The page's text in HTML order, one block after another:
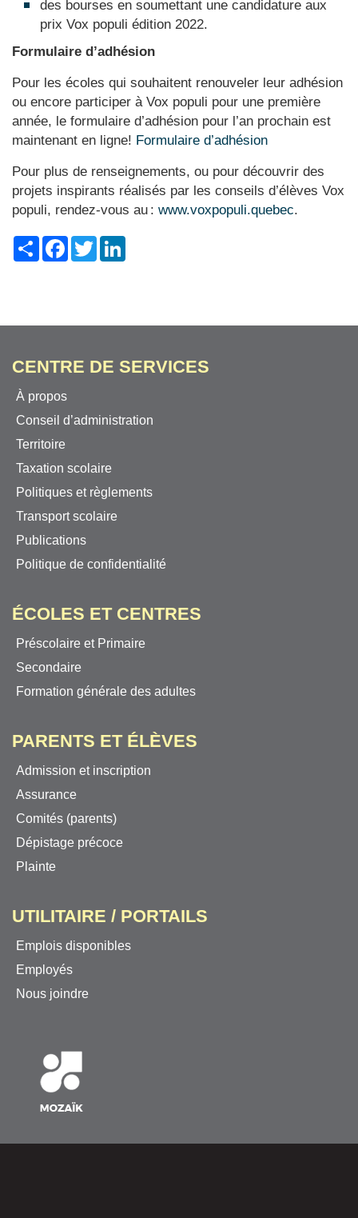
des bourses en soumettant une candidature aux
prix Vox populi édition 2022.
Formulaire d’adhésion
Pour les écoles qui souhaitent renouveler leur adhésion
ou encore participer à Vox populi pour une première
année, le formulaire d’adhésion pour l’an prochain est
maintenant en ligne! Formulaire d’adhésion
Pour plus de renseignements, ou pour découvrir des
projets inspirants réalisés par les conseils d’élèves Vox
populi, rendez-vous au : www.voxpopuli.quebec.
ShareFacebook
Twitter
CENTRE DE SERVICES
À propos
Conseil d’administration
Territoire
Taxation scolaire
Politiques et règlements
Transport scolaire
Publications
Politique de confidentialité
ÉCOLES ET CENTRES
Préscolaire et Primaire
Secondaire
Formation générale des adultes
PARENTS ET ÉLÈVES
Admission et inscription
Assurance
Comités (parents)
Dépistage précoce
Plainte
UTILITAIRE / PORTAILS
Emplois disponibles
Employés
Nous joindre